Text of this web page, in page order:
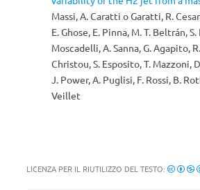
Massi, A. Caratti o Garatti, R.
E. Ghose, E. Pinna, M. T. Beltrán,
Moscadelli, A. Sanna, G. Agapito,
Christou, S. Esposito, T. Mazzoni,
J. Power, A. Puglisi, F. Rossi, B.
Veillet
LICENZA PER IL RIUTILIZZO DEL TESTO: